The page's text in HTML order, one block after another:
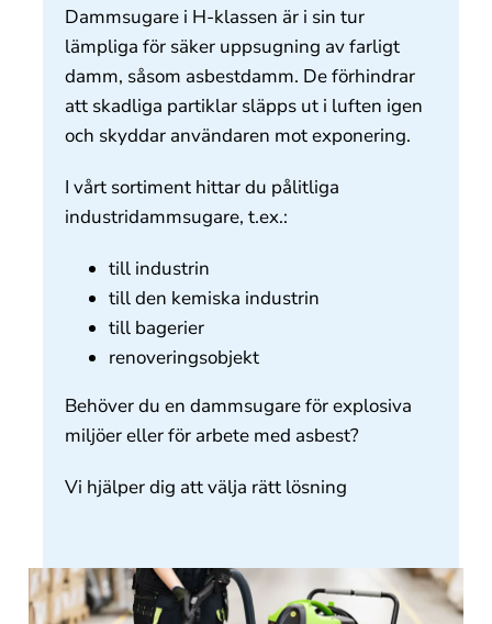
Dammsugare i H-klassen är i sin tur
lämpliga för säker uppsugning av farligt
damm, såsom asbestdamm. De förhindrar
att skadliga partiklar släpps ut i luften igen
och skyddar användaren mot exponering.
I vårt sortiment hittar du pålitliga
industridammsugare, t.ex.:
till industrin
till den kemiska industrin
till bagerier
renoveringsobjekt
Behöver du en dammsugare för explosiva
miljöer eller för arbete med asbest?
Vi hjälper dig att välja rätt lösning